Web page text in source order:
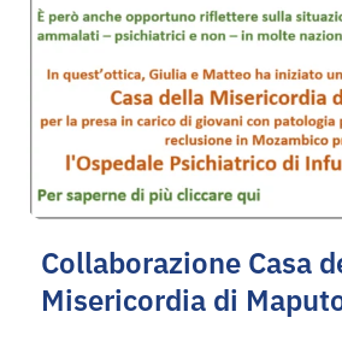
Collaborazione Casa
Misericordia di